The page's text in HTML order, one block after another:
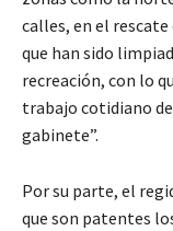
calles, en el
que han sido
recreación, con lo
trabajo cotidiano
gabinete”.
Por su parte, el
que son patentes